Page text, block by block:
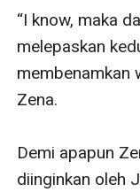
“I know, maka
melepaskan
membenamkan
Zena.
Demi apapun
diinginkan oleh